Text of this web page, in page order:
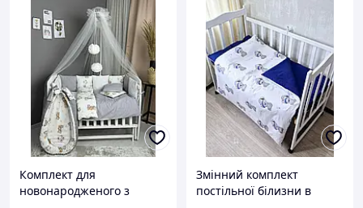
Комплект для
новонародженого з
Змінний комплект
постільної білизни в